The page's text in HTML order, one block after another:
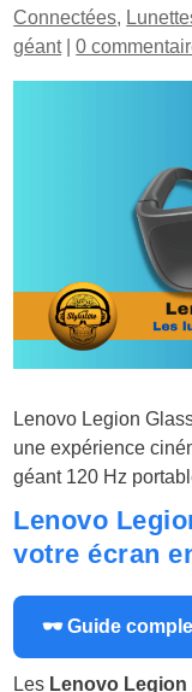
Connectées,
géant|0
Lenovo Legion
une expérience
géant 120 Hz
Lenovo
votre écran
🕶 Guide
Les Lenovo Legion